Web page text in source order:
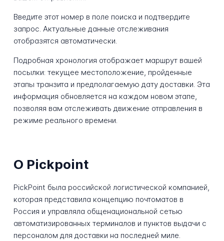
Введите этот номер в поле поиска и подтвердите
запрос. Актуальные данные отслеживания
отобразятся автоматически.
Подробная хронология отображает маршрут вашей
посылки: текущее местоположение, пройденные
этапы транзита и предполагаемую дату доставки. Эта
информация обновляется на каждом новом этапе,
позволяя вам отслеживать движение отправления в
режиме реального времени.
О Pickpoint
PickPoint была российской логистической компанией,
которая представила концепцию почтоматов в
Россия и управляла общенациональной сетью
автоматизированных терминалов и пунктов выдачи с
персоналом для доставки на последней миле.